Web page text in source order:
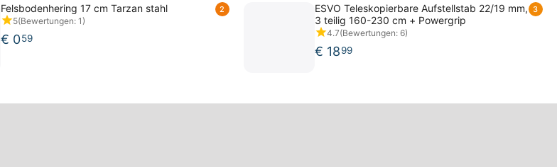
2
Felsbodenhering 17 cm Tarzan stahl
5(Bewertungen: 1)
€ 059
3
ESVO Teleskopierbare Aufstellstab 22/19 mm,
3 teilig 160-230 cm + Powergrip
4.7(Bewertungen: 6)
€ 1899